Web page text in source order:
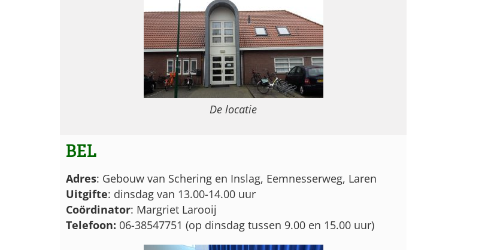
De locatie
BEL
Adres: Gebouw van Schering en Inslag, Eemnesserweg, Laren
Uitgifte: dinsdag van 13.00-14.00 uur
Coördinator: Margriet Larooij
Telefoon: 06-38547751 (op dinsdag tussen 9.00 en 15.00 uur)